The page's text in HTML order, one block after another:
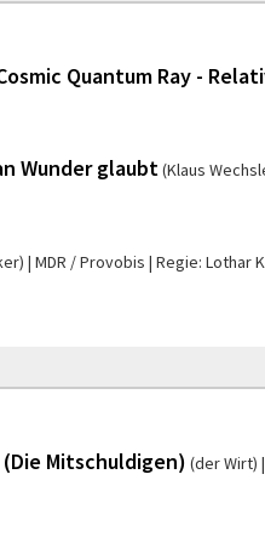
Quantum Ray -
Wunder glaubt(Klaus
MDR / Provobis Regie: Lothar
Mitschuldigen) (der Wirt)